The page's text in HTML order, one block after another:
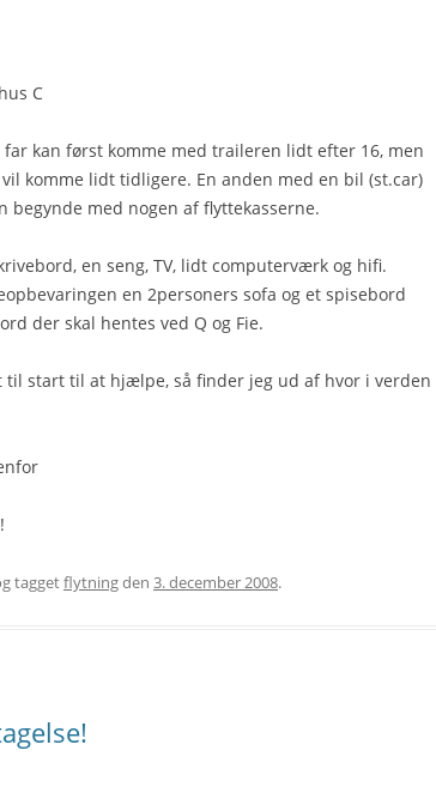
C
far kan først komme med traileren lidt efter 16, men
komme lidt tidligere. En anden med en bil (st.car)
begynde med nogen af flyttekasserne.
en seng, TV, lidt computerværk og hifi.
en 2personers sofa og et spisebord
der skal hentes ved Q og Fie.
start til at hjælpe, så finder jeg ud af hvor i verden
taggetflytningden 3. december 2008.